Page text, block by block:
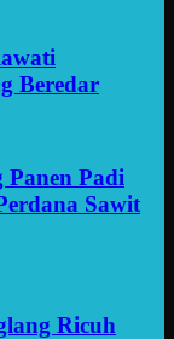
Beredar
Panen Padi
Sawit
Ricuh